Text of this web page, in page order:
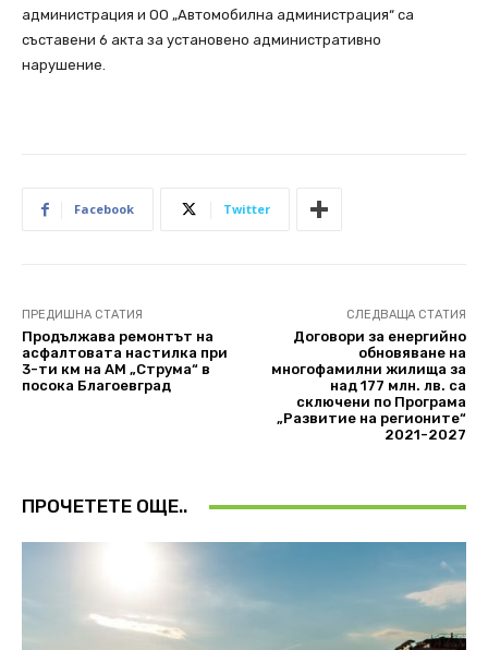
администрация и ОО „Автомобилна администрация“ са
съставени 6 акта за установено административно
нарушение.
Facebook Twitter
ПРЕДИШНА СТАТИЯ
Продължава ремонтът на
асфалтовата настилка при
3-ти км на АМ „Струма“ в
посока Благоевград
СЛЕДВАЩА СТАТИЯ
Договори за енергийно
обновяване на
многофамилни жилища за
над 177 млн. лв. са
сключени по Програма
„Развитие на регионите“
2021-2027
ПРОЧЕТЕТЕ ОЩЕ..